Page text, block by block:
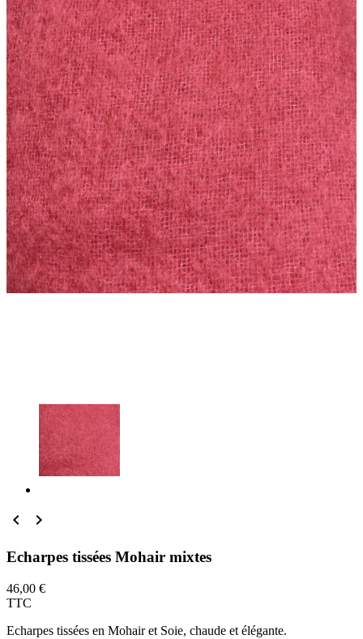
 
Echarpes tissées Mohair mixtes
46,00 €
TTC
Echarpes tissées en Mohair et Soie, chaude et élégante.